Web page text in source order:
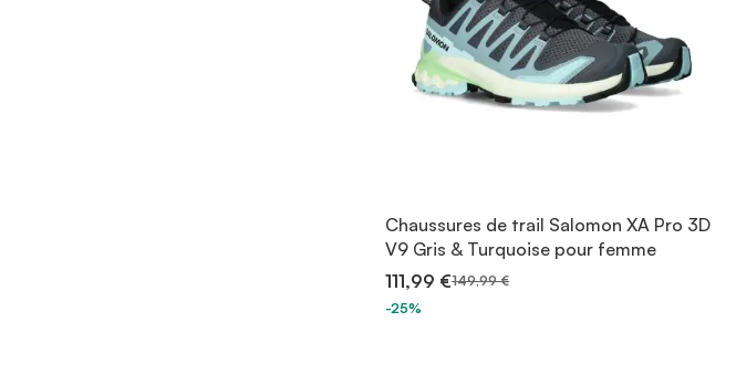
Chaussures de trail Salomon XA Pro 3D
V9 Gris & Turquoise pour femme
111,99 €149,99 €
-25%